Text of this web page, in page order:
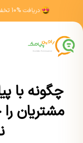
دریافت 10% تخفیف
چگونه با
مشتریان